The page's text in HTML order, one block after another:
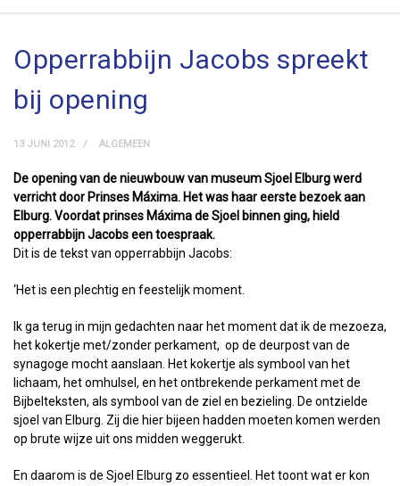
Opperrabbijn Jacobs spreekt
bij opening
13 JUNI 2012 ALGEMEEN
De opening van de nieuwbouw van museum Sjoel Elburg werd
verricht door Prinses Máxima. Het was haar eerste bezoek aan
Elburg. Voordat prinses Máxima de Sjoel binnen ging, hield
opperrabbijn Jacobs een toespraak.
Dit is de tekst van opperrabbijn Jacobs:
‘Het is een plechtig en feestelijk moment.
Ik ga terug in mijn gedachten naar het moment dat ik de mezoeza,
het kokertje met/zonder perkament, op de deurpost van de
synagoge mocht aanslaan. Het kokertje als symbool van het
lichaam, het omhulsel, en het ontbrekende perkament met de
Bijbelteksten, als symbool van de ziel en bezieling. De ontzielde
sjoel van Elburg. Zij die hier bijeen hadden moeten komen werden
op brute wijze uit ons midden weggerukt.
En daarom is de Sjoel Elburg zo essentieel. Het toont wat er kon